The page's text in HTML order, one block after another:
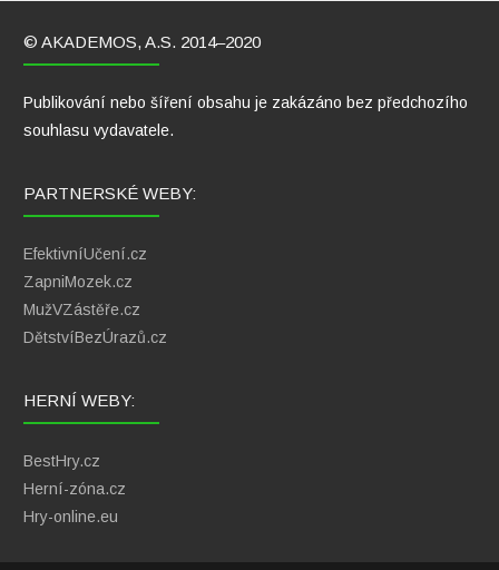
© AKADEMOS, A.S. 2014–2020
Publikování nebo šíření obsahu je zakázáno bez předchozího
souhlasu vydavatele.
PARTNERSKÉ WEBY:
EfektivníUčení.cz
ZapniMozek.cz
MužVZástěře.cz
DětstvíBezÚrazů.cz
HERNÍ WEBY:
BestHry.cz
Herní-zóna.cz
Hry-online.eu